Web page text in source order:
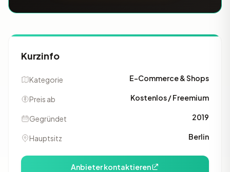
Kurzinfo
Kategorie E-Commerce & Shops
Preis ab Kostenlos / Freemium
Gegründet 2019
Hauptsitz Berlin
Anbieter kontaktieren